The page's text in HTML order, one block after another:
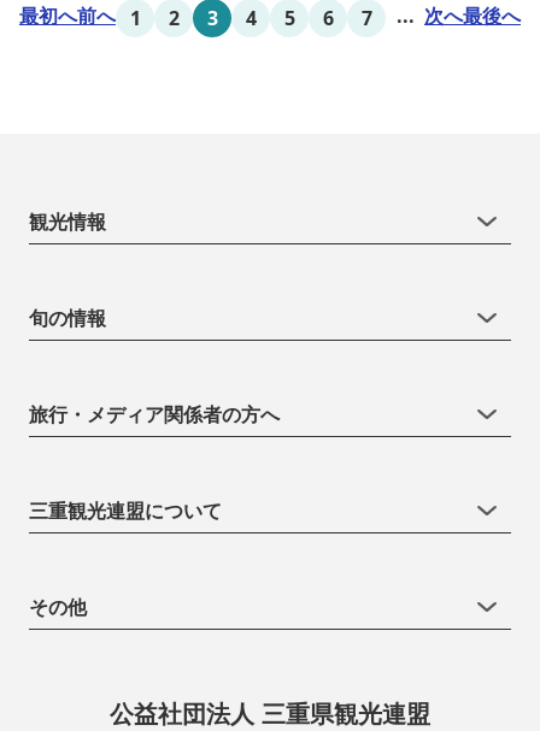
最初へ前へ 1 2 3 4 5 6 7 ... 次へ最後へ
観光情報
旬の情報
旅行・メディア関係者の方へ
三重観光連盟について
その他
公益社団法人 三重県観光連盟